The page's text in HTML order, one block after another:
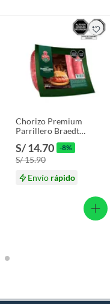
Chorizo Premium
Parrillero Braedt
Empaque 500 g
S/ 14.70 -8%
S/ 15.90
Envío rápido